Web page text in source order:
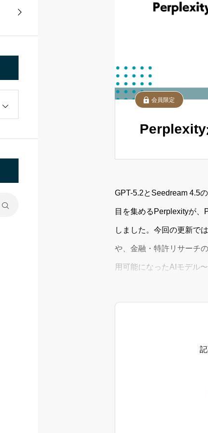
会員限定
Perplexity
GPT-5.2とSeedream 4.5
目を集めるPerplexityが
しました。今回の更新で
や、金融・特許リサーチ
用可能になったAIモデル